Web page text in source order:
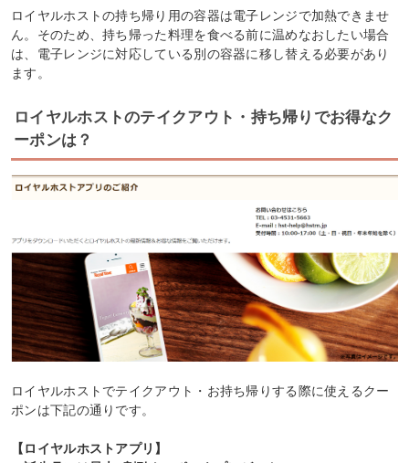
ロイヤルホストの持ち帰り用の容器は電子レンジで加熱できませ
ん。そのため、持ち帰った料理を食べる前に温めなおしたい場合
は、電子レンジに対応している別の容器に移し替える必要があり
ます。
ロイヤルホストのテイクアウト・持ち帰りでお得なク
ーポンは？
ロイヤルホストでテイクアウト・お持ち帰りする際に使えるクー
ポンは下記の通りです。
【ロイヤルホストアプリ】